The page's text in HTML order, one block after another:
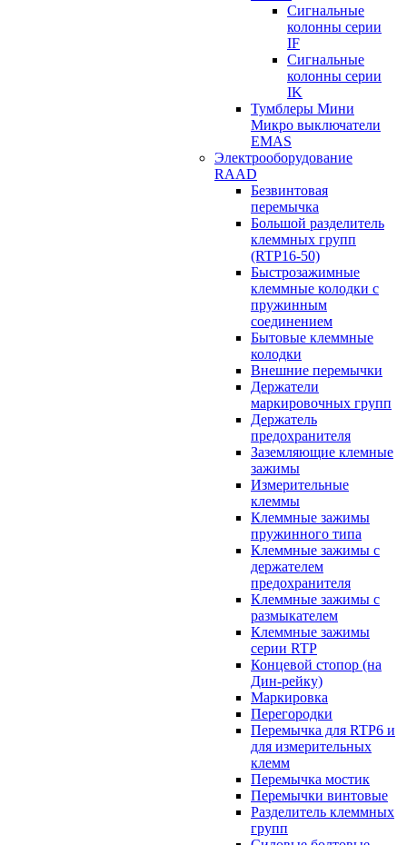
Сигнальные
колонны серии
IF
Сигнальные
колонны серии
IK
Тумблеры Мини
Микро выключатели
EMAS
Электрооборудование
RAAD
Безвинтовая
перемычка
Большой разделитель
клеммных групп
(RTP16-50)
Быстрозажимные
клеммные колодки с
пружинным
соединением
Бытовые клеммные
колодки
Внешние перемычки
Держатели
маркировочных групп
Держатель
предохранителя
Заземляющие клемные
зажимы
Измерительные
клеммы
Клеммные зажимы
пружинного типа
Клеммные зажимы с
держателем
предохранителя
Клеммные зажимы с
размыкателем
Клеммные зажимы
серии RTP
Концевой стопор (на
Дин-рейку)
Маркировка
Перегородки
Перемычка для RTP6 и
для измерительных
клемм
Перемычка мостик
Перемычки винтовые
Разделитель клеммных
групп